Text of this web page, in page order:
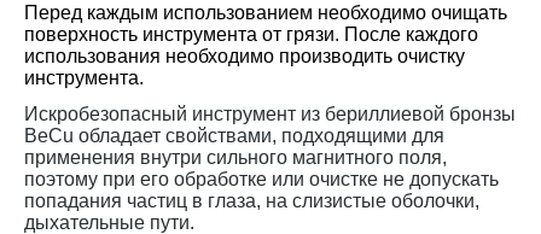
Перед каждым использованием необходимо очищать
поверхность инструмента от грязи. После каждого
использования необходимо производить очистку
инструмента.
Искробезопасный инструмент из бериллиевой бронзы
BeCu обладает свойствами, подходящими для
применения внутри сильного магнитного поля,
поэтому при его обработке или очистке не допускать
попадания частиц в глаза, на слизистые оболочки,
дыхательные пути.